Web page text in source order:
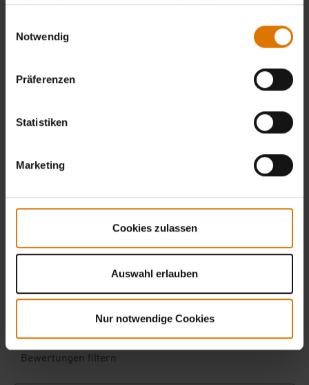
Notwendig
Präferenzen
Statistiken
Marketing
Cookies zulassen
Auswahl erlauben
Nur notwendige Cookies